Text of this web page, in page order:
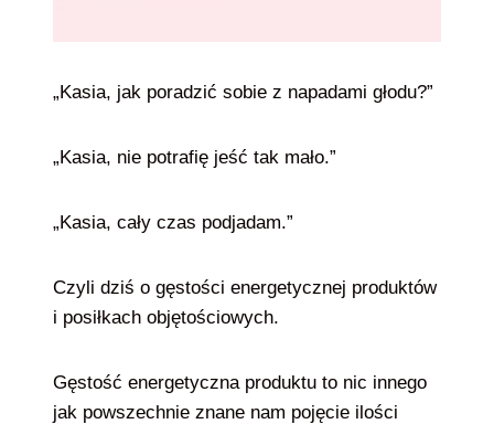
„Kasia, jak poradzić sobie z napadami głodu?”
„Kasia, nie potrafię jeść tak mało.”
„Kasia, cały czas podjadam.”
Czyli dziś o gęstości energetycznej produktów
i posiłkach objętościowych.
Gęstość energetyczna produktu to nic innego
jak powszechnie znane nam pojęcie ilości